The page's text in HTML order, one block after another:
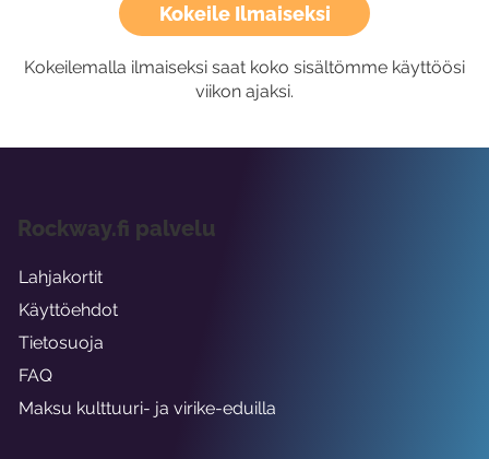
Kokeile Ilmaiseksi
Kokeilemalla ilmaiseksi saat koko sisältömme käyttöösi
viikon ajaksi.
Rockway.fi palvelu
Lahjakortit
Käyttöehdot
Tietosuoja
FAQ
Maksu kulttuuri- ja virike-eduilla